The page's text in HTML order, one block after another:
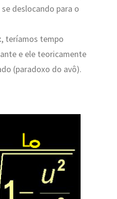
deslocando para o
, teríamos tempo
e ele teoricamente
(paradoxo do avô).